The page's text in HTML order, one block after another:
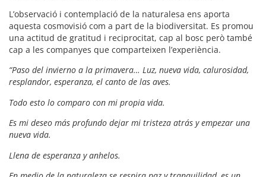
L’observació i contemplació de la naturalesa ens aporta
aquesta cosmovisió com a part de la biodiversitat. Es promou
una actitud de gratitud i reciprocitat, cap al bosc però també
cap a les companyes que comparteixen l’experiència.
“Paso del invierno a la primavera… Luz, nueva vida, calurosidad,
resplandor, esperanza, el canto de las aves.
Todo esto lo comparo con mi propia vida.
Es mi deseo más profundo dejar mi tristeza atrás y empezar una
nueva vida.
Llena de esperanza y anhelos.